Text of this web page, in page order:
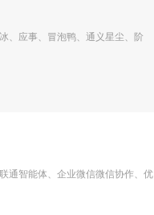
、应事、冒泡鸭、通义星尘、阶
通智能体、企业微信微信协作、优